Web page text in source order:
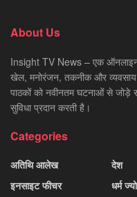
About Us
Insight TV News – एक ऑनलाइन
खेल, मनोरंजन, तकनीक और व्यवसाय
पाठकों को नवीनतम घटनाओं से
सुविधा प्रदान करती है।
Categories
अतिथि आलेख
इनसाइट फीचर
देश
धर्म